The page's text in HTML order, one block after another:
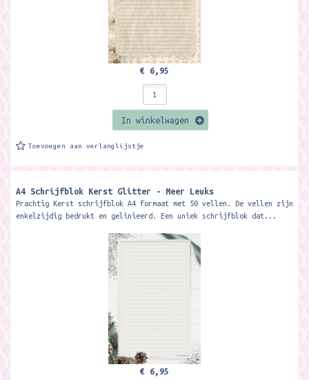
€ 6,95
In winkelwagen
Toevoegen aan verlanglijstje
A4 Schrijfblok Kerst Glitter - Meer Leuks
Prachtig Kerst schrijfblok A4 formaat met 50 vellen. De vellen zijn
enkelzijdig bedrukt en gelinieerd. Een uniek schrijfblok dat...
€ 6,95